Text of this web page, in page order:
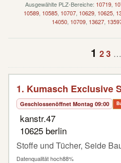
Ausgewählte PLZ-Bereiche: 10719,
10589, 10585, 10707, 10629, 10625,
14050 10709 13627
1 23 …
1. Kumasch Exclusive
Geschlossenöffnet Montag 09:00
kanstr.47
10625 berlin
Stoffe und Tücher, Seide
Datenqualität hoch88%